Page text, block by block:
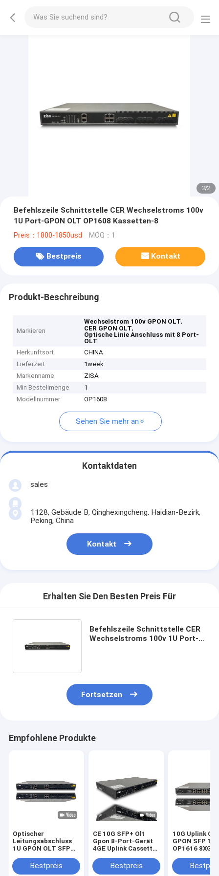
2/2
Befehlszeile Schnittstelle CER Wechselstroms 100v
1U Port-GPON OLT OP1608 Kassetten-8
Preis：1800-1850usd MOQ：1
Bestpreis Kontakt
Produkt-Beschreibung
Markieren
Wechselstrom 100v GPON OLT,
CER GPON OLT,
Optische Linie Anschluss mit 8 Port-
OLT
Herkunftsort
CHINA
Lieferzeit
1week
Markenname
ZISA
Min Bestellmenge
1
Modellnummer
OP1608
Sehen Sie mehr an
Kontaktdaten
sales
1128, Gebäude B, Qinghexingcheng, Haidian-Bezirk,
Peking, China
Kontakt
Erhalten Sie Den Besten Preis Für
Befehlszeile Schnittstelle CER
Wechselstroms 100v 1U Port-
Fortsetzen
Empfohlene Produkte
Optischer
Leitungsabschluss
1U GPON OLT SFP
SFP+ Ports
Enterprise
Bestpreis
CE 10G SFP+ Olt
Gpon 8-Port-Gerät
4GE Uplink Cassette
Terminal OP1608
Bestpreis
10G Uplink
GPON SFP 16
OP1616 8XGE
Terminal